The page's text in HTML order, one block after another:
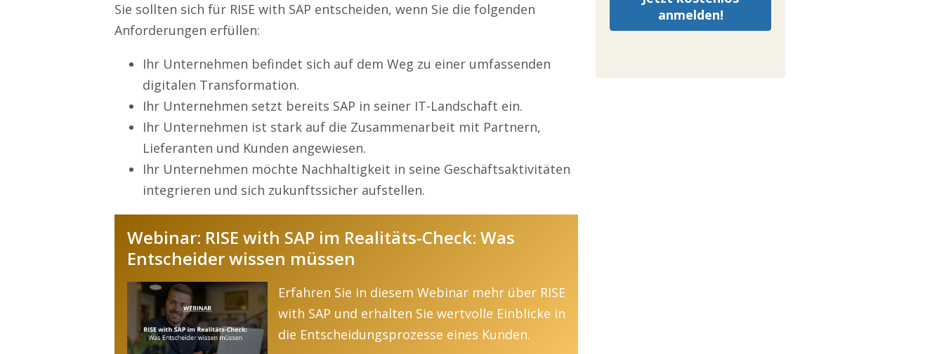
Sie sollten sich für RISE with SAP entscheiden, wenn Sie die folgenden
Anforderungen erfüllen:
Ihr Unternehmen befindet sich auf dem Weg zu einer umfassenden
digitalen Transformation.
Ihr Unternehmen setzt bereits SAP in seiner IT-Landschaft ein.
Ihr Unternehmen ist stark auf die Zusammenarbeit mit Partnern,
Lieferanten und Kunden angewiesen.
Ihr Unternehmen möchte Nachhaltigkeit in seine Geschäftsaktivitäten
integrieren und sich zukunftssicher aufstellen.
Webinar: RISE with SAP im Realitäts-Check: Was
Entscheider wissen müssen
Erfahren Sie in diesem Webinar mehr über RISE
with SAP und erhalten Sie wertvolle Einblicke in
die Entscheidungsprozesse eines Kunden.